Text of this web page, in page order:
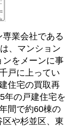
業会社である
、マンション
をメーンに事
戸に上ってい
住宅の買取再
年の戸建住宅を
間で約60棟の
や杉並区、東